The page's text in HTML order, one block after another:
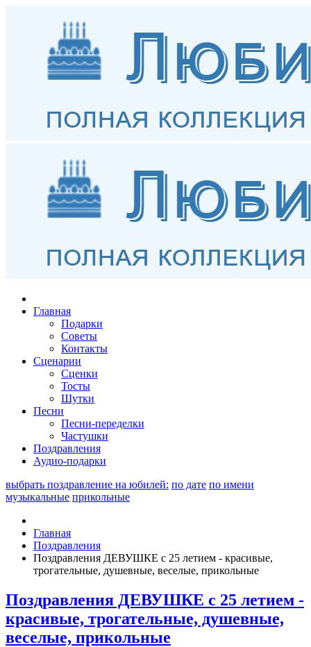
Главная
Подарки
Советы
Контакты
Сценарии
Сценки
Тосты
Шутки
Песни
Песни-переделки
Частушки
Поздравления
Аудио-подарки
выбрать поздравление на юбилей: по дате по имени
музыкальные прикольные
Главная
Поздравления
Поздравления ДЕВУШКЕ с 25 летием - красивые,
трогательные, душевные, веселые, прикольные
Поздравления ДЕВУШКЕ с 25 летием -
красивые, трогательные, душевные,
веселые, прикольные